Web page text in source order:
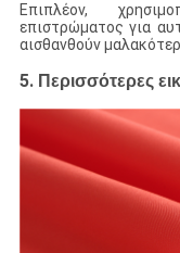
Επιπλέον,
επιστρώματος για
αισθανθούν
5. Περισσότερες